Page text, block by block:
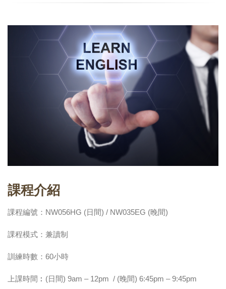
課程介紹
課程編號：NW056HG (日間) / NW035EG (晚間)
課程模式：兼讀制
訓練時數：60小時
上課時間︰(日間) 9am – 12pm / (晚間) 6:45pm – 9:45pm